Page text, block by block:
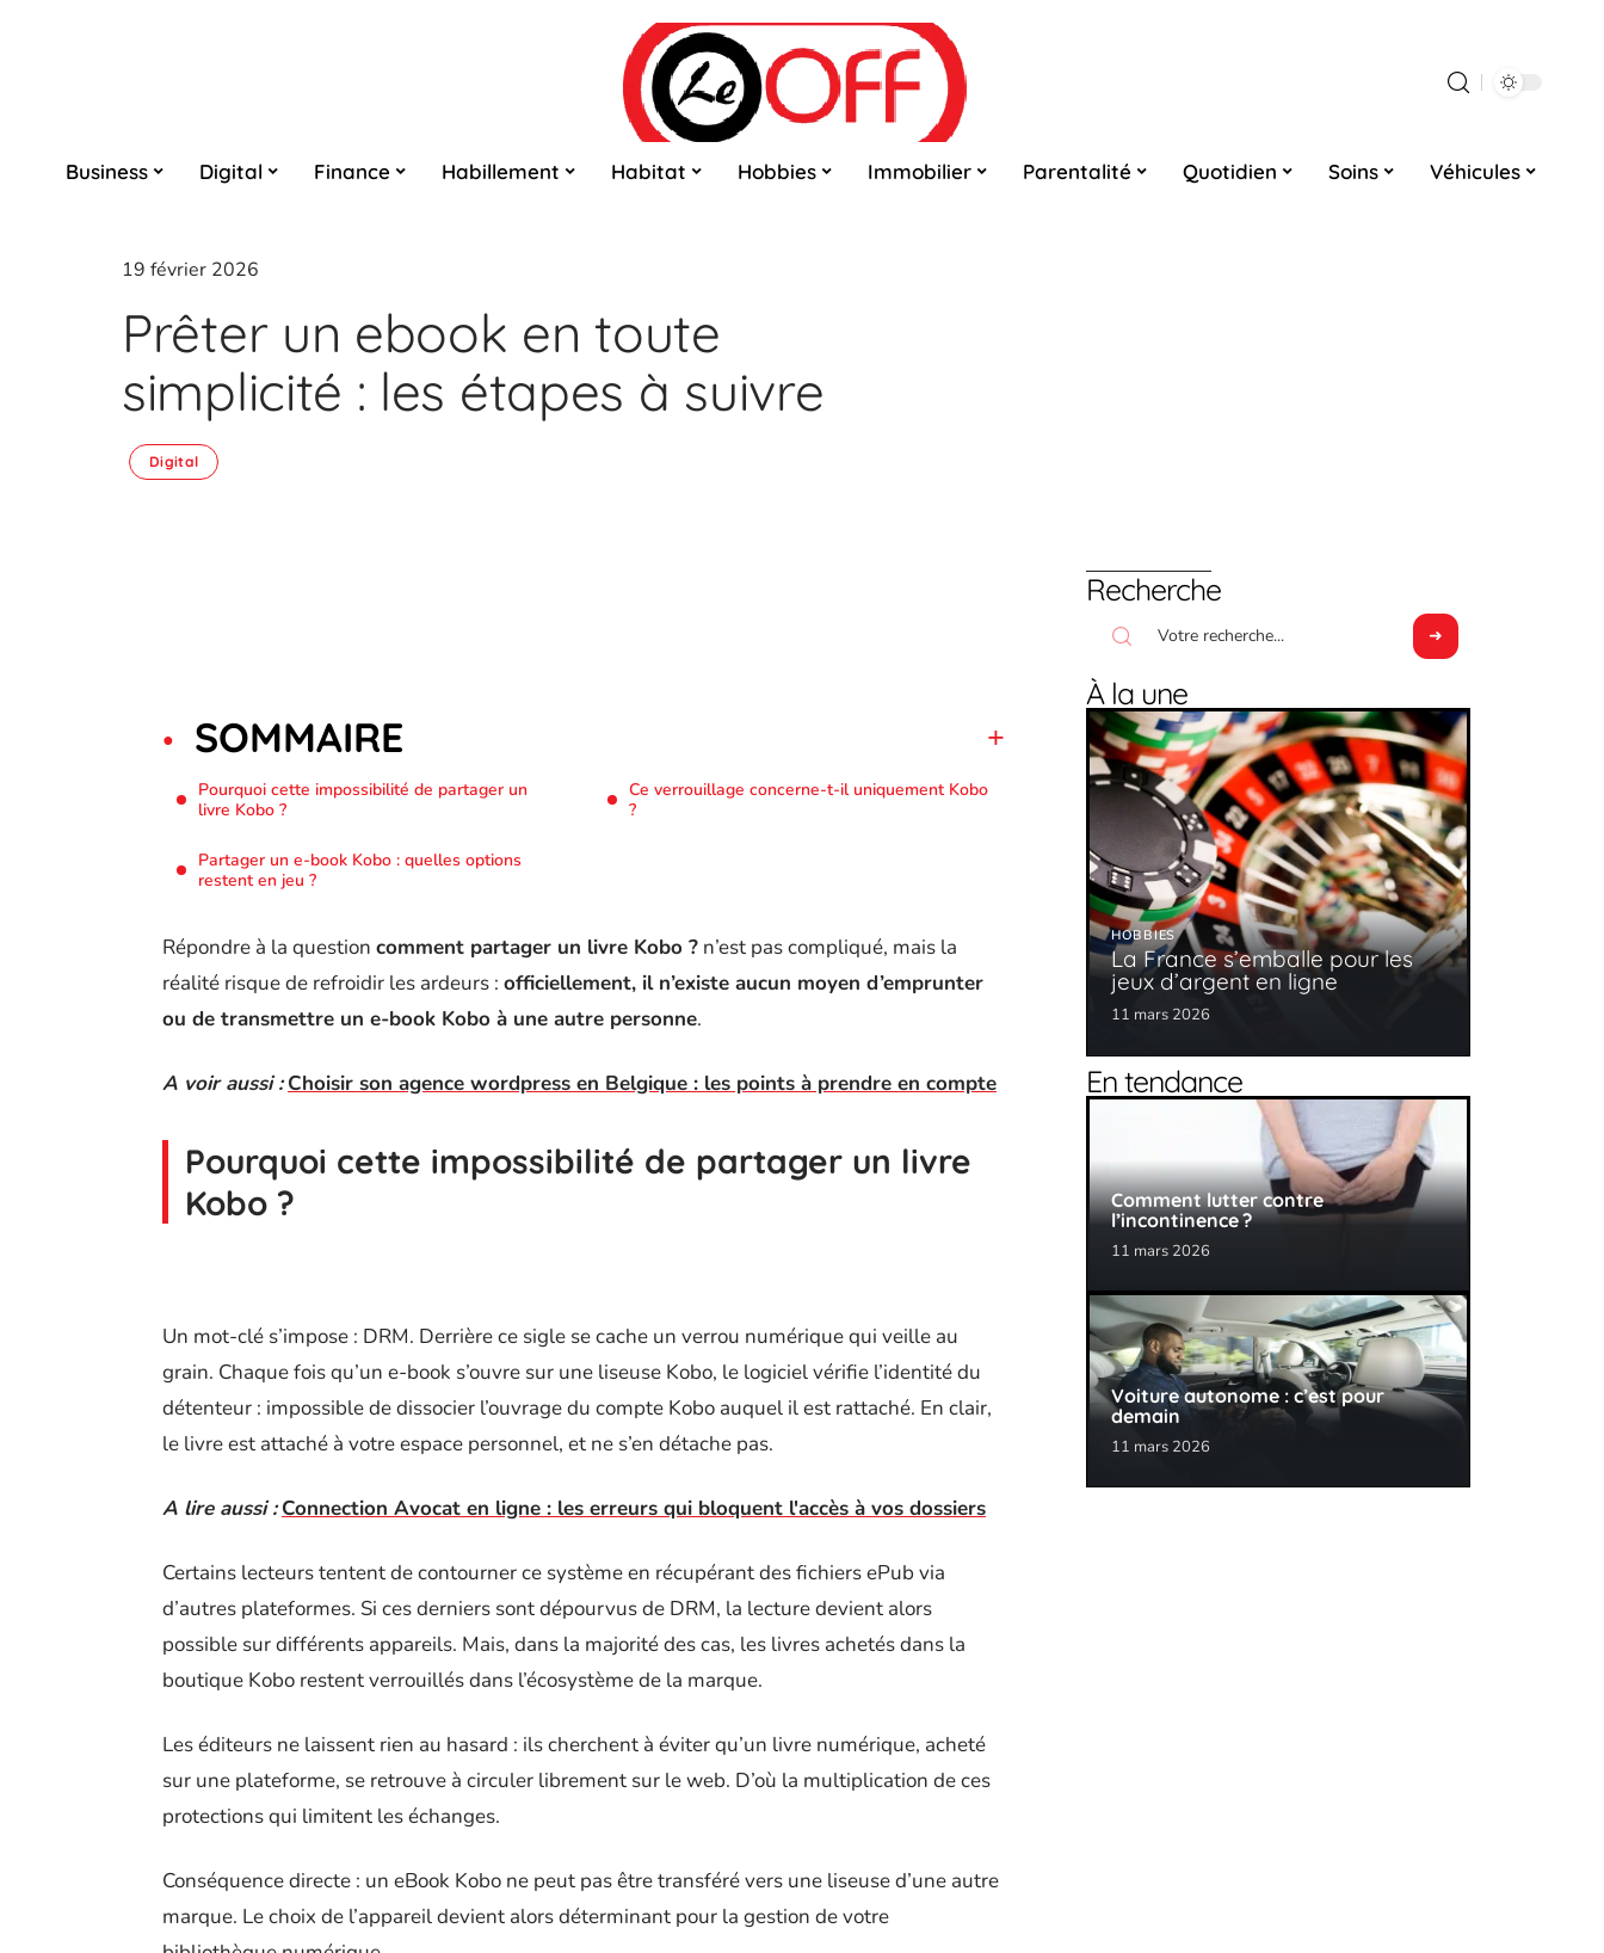
Business Digital Finance Habillement Habitat Hobbies Immobilier Parentalité Quotidien Soins Véhicules
19 février 2026
Prêter un ebook en toute
simplicité : les étapes à suivre
Digital
SOMMAIRE
Pourquoi cette impossibilité de partager un
livre Kobo ?
Partager un e-book Kobo : quelles options
restent en jeu ?
Ce verrouillage concerne-t-il uniquement Kobo
?
Répondre à la question comment partager un livre Kobo ? n’est pas compliqué, mais la
réalité risque de refroidir les ardeurs : officiellement, il n’existe aucun moyen d’emprunter
ou de transmettre un e-book Kobo à une autre personne.
A voir aussi : Choisir son agence wordpress en Belgique : les points à prendre en compte
Pourquoi cette impossibilité de partager un livre
Kobo ?
Un mot-clé s’impose : DRM. Derrière ce sigle se cache un verrou numérique qui veille au
grain. Chaque fois qu’un e-book s’ouvre sur une liseuse Kobo, le logiciel vérifie l’identité du
détenteur : impossible de dissocier l’ouvrage du compte Kobo auquel il est rattaché. En clair,
le livre est attaché à votre espace personnel, et ne s’en détache pas.
A lire aussi : Connection Avocat en ligne : les erreurs qui bloquent l'accès à vos dossiers
Certains lecteurs tentent de contourner ce système en récupérant des fichiers ePub via
d’autres plateformes. Si ces derniers sont dépourvus de DRM, la lecture devient alors
possible sur différents appareils. Mais, dans la majorité des cas, les livres achetés dans la
boutique Kobo restent verrouillés dans l’écosystème de la marque.
Les éditeurs ne laissent rien au hasard : ils cherchent à éviter qu’un livre numérique, acheté
sur une plateforme, se retrouve à circuler librement sur le web. D’où la multiplication de ces
protections qui limitent les échanges.
Conséquence directe : un eBook Kobo ne peut pas être transféré vers une liseuse d’une autre
marque. Le choix de l’appareil devient alors déterminant pour la gestion de votre
Recherche
À la une
HOBBIES
La France s’emballe pour les
jeux d’argent en ligne
11 mars 2026
En tendance
Comment lutter contre
l’incontinence ?
11 mars 2026
Voiture autonome : c’est pour
demain
11 mars 2026